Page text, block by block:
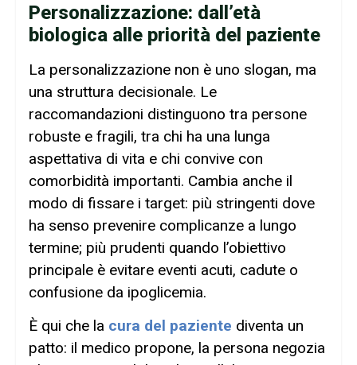
Personalizzazione: dall’età
biologica alle priorità del paziente
La personalizzazione non è uno slogan, ma
una struttura decisionale. Le
raccomandazioni distinguono tra persone
robuste e fragili, tra chi ha una lunga
aspettativa di vita e chi convive con
comorbidità importanti. Cambia anche il
modo di fissare i target: più stringenti dove
ha senso prevenire complicanze a lungo
termine; più prudenti quando l’obiettivo
principale è evitare eventi acuti, cadute o
confusione da ipoglicemia.
È qui che la cura del paziente diventa un
patto: il medico propone, la persona negozia